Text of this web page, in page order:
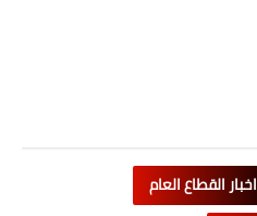
اخبار القطاع العام